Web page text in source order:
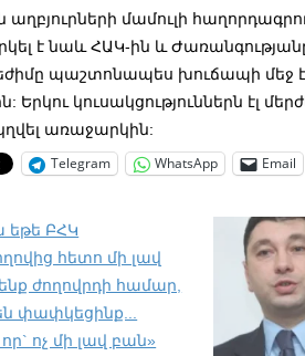
աղբյուրների մամուլի
է նաև ՀԱԿ-ին և
պաշտոնապես խուճապի մեջ
Երկու կուսակցություններն էլ
առաջարկին:
Telegram WhatsApp Email